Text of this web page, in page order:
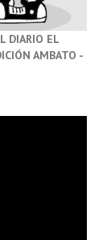
DIARIO EL
AMBATO -